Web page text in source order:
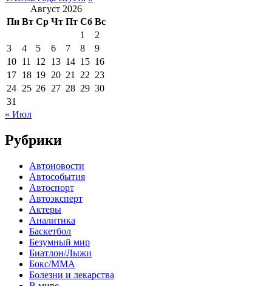
Август 2026
Пн Вт Ср Чт Пт Сб Вс
1
2
3
4 5 6 7 8
9
10 11 12 13 14 15 16
17 18 19 20 21 22 23
24 25 26 27 28 29 30
31
« Июл
Рубрики
Автоновости
Автособытия
Автоспорт
Автоэксперт
Актеры
Аналитика
Баскетбол
Безумный мир
Биатлон/Лыжи
Бокс/MMA
Болезни и лекарства